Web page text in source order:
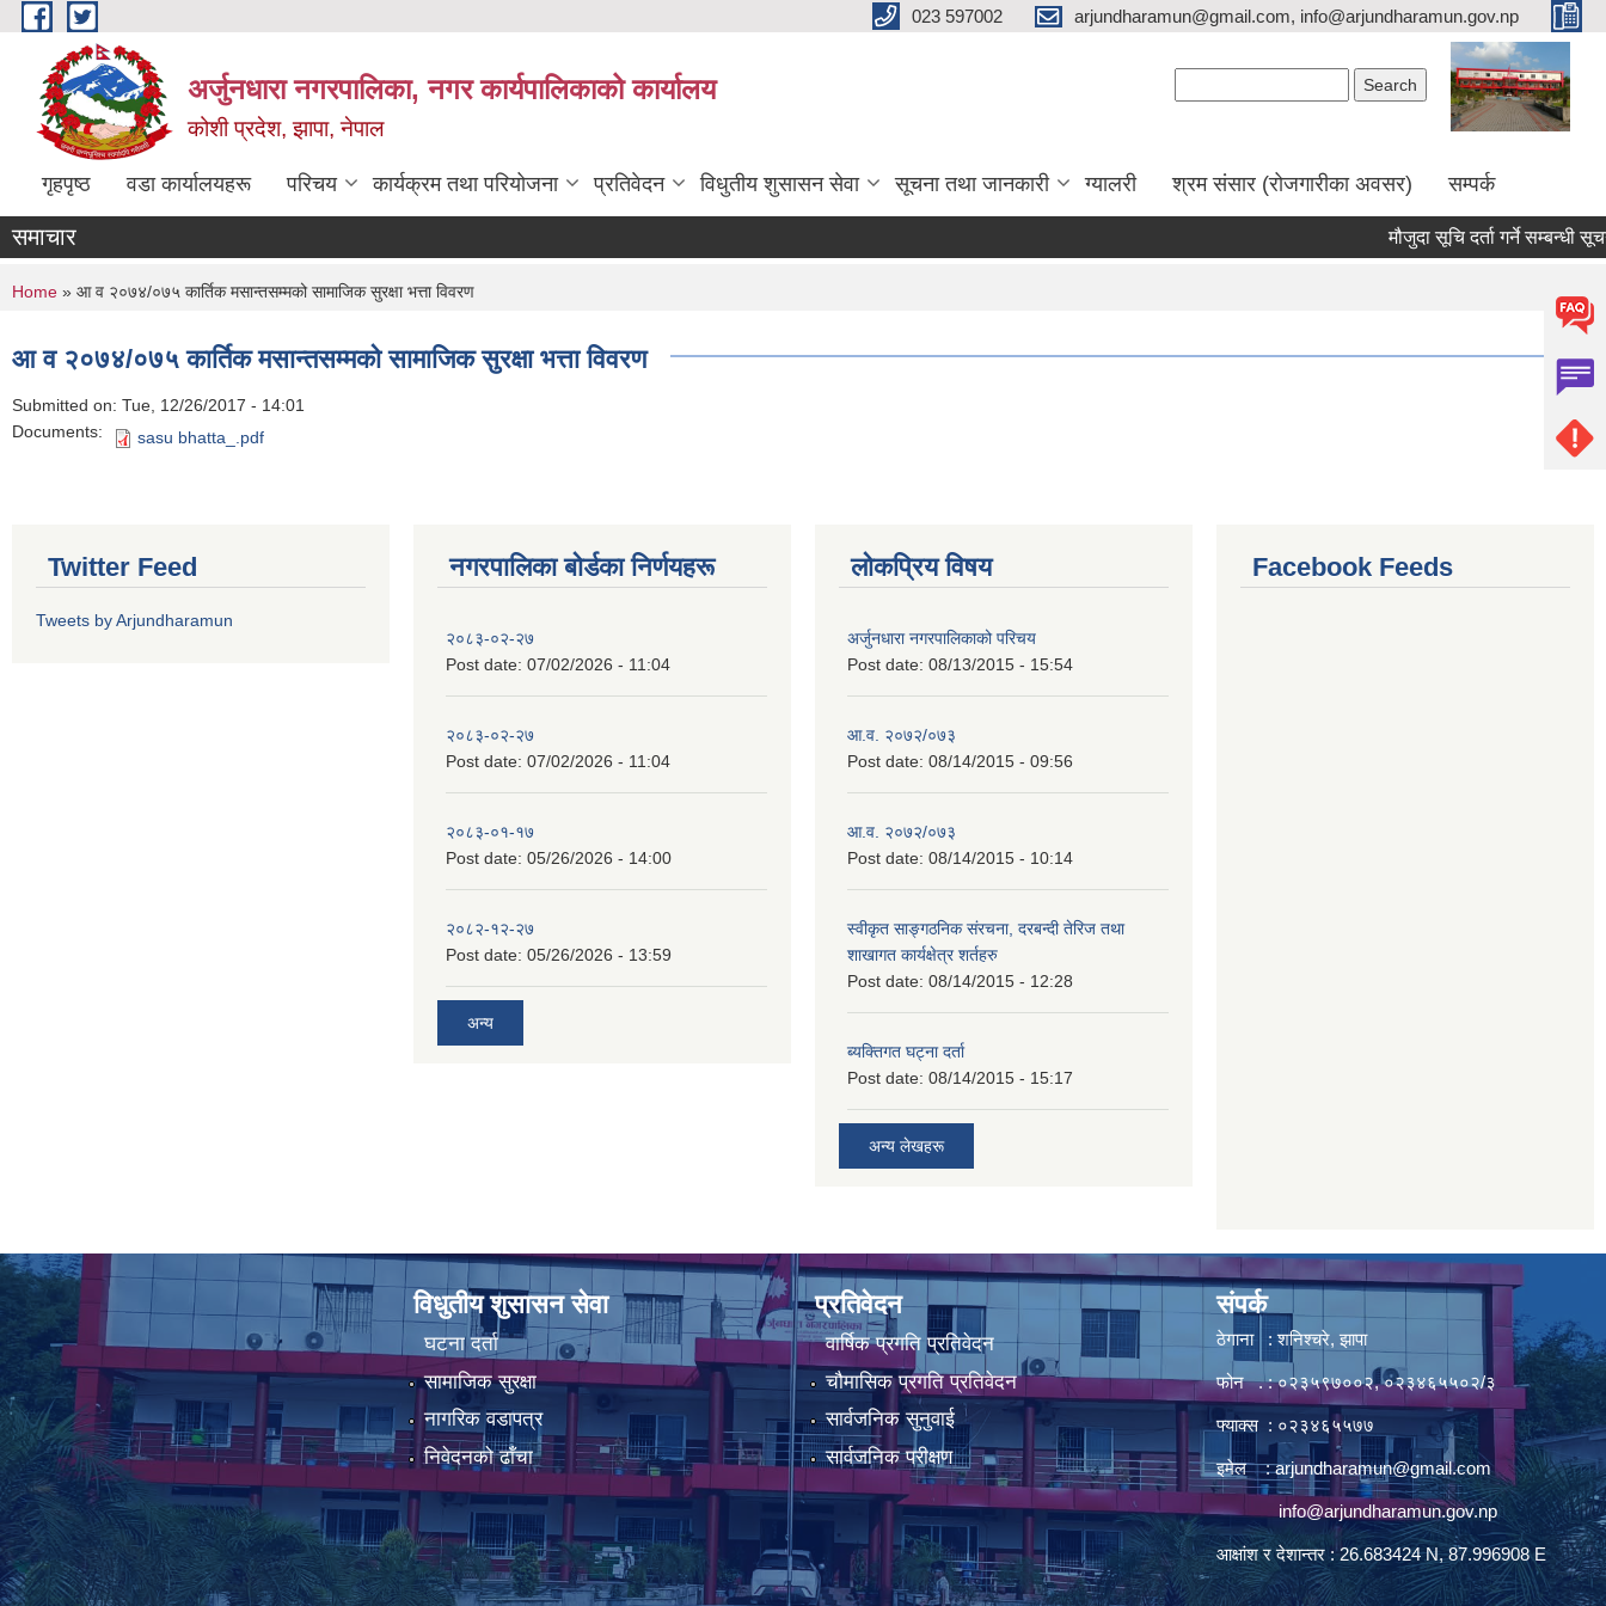
Skip to main content 023 597002 arjundharamun@gmail.com, info@arjundharamun.gov.np
अर्जुनधारा नगरपालिका, नगर कार्यपालिकाको कार्यालय
कोशी प्रदेश, झापा, नेपाल
गृहपृष्ठ वडा कार्यालयहरू परिचय कार्यक्रम तथा परियोजना प्रतिवेदन विधुतीय शुसासन सेवा सूचना तथा जानकारी ग्यालरी श्रम संसार (रोजगारीका अवसर) सम्पर्क
समाचार मौजुदा सूचि दर्ता गर्ने सम्बन्धी
You are here
Home » आ व २०७४/०७५ कार्तिक मसान्तसम्मको सामाजिक सुरक्षा भत्ता विवरण
आ व २०७४/०७५ कार्तिक मसान्तसम्मको सामाजिक सुरक्षा भत्ता विवरण
Submitted on: Tue, 12/26/2017 - 14:01
Documents:
sasu bhatta_.pdf
Twitter Feed
Tweets by Arjundharamun
नगरपालिका बाेर्डका निर्णयहरू
२०८३-०२-२७
Post date: 07/02/2026 - 11:04
२०८३-०२-२७
Post date: 07/02/2026 - 11:04
२०८३-०१-१७
Post date: 05/26/2026 - 14:00
२०८२-१२-२७
Post date: 05/26/2026 - 13:59
अन्य
लोकप्रिय विषय
अर्जुनधारा नगरपालिकाको परिचय
Post date: 08/13/2015 - 15:54
आ.व. २०७२/०७३
Post date: 08/14/2015 - 09:56
आ.व. २०७२/०७३
Post date: 08/14/2015 - 10:14
स्वीकृत साङ्गठनिक संरचना, दरबन्दी तेरिज तथा
शाखागत कार्यक्षेत्र शर्तहरु
Post date: 08/14/2015 - 12:28
ब्यक्तिगत घट्ना दर्ता
Post date: 08/14/2015 - 15:17
अन्य लेखहरू
Facebook Feeds
विधुतीय शुसासन सेवा
घटना दर्ता
सामाजिक सुरक्षा
नागरिक वडापत्र
निवेदनको ढाँचा
प्रतिवेदन
वार्षिक प्रगति प्रतिवेदन
चौमासिक प्रगति प्रतिवेदन
सार्वजनिक सुनुवाई
सार्वजनिक परीक्षण
संपर्क
ठेगाना : शनिश्चरे, झापा
फोन . : ०२३५९७००२, ०२३४६५५०२/३
फ्याक्स : ०२३४६५५७७
इमेल :arjundharamun@gmail.com
info@arjundharamun.gov.np
आक्षांश र देशान्तर : 26.683424 N, 87.996908 E